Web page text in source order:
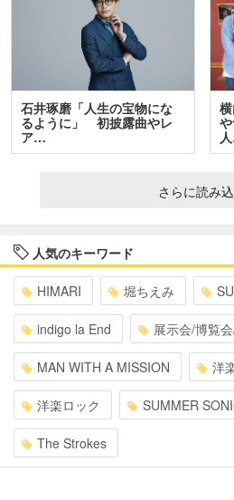
石井琢磨「人生の宝物にな
るように」 初披露曲やレ
ア…
さらに読み
人気のキーワード
HIMARI 堀ちえみ
indigo la End 展示会/博覧
MAN WITH A MISSION 洋
洋楽ロック SUMMER
The Strokes